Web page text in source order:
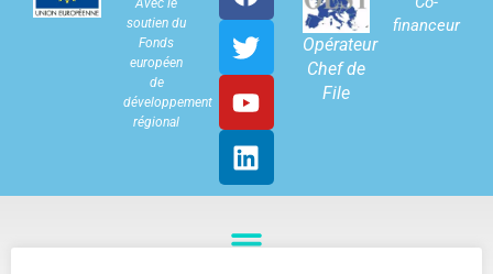
Avec le
soutien du
Fonds
européen
de
développement
régional
Opérateur
Chef de
File
financeur